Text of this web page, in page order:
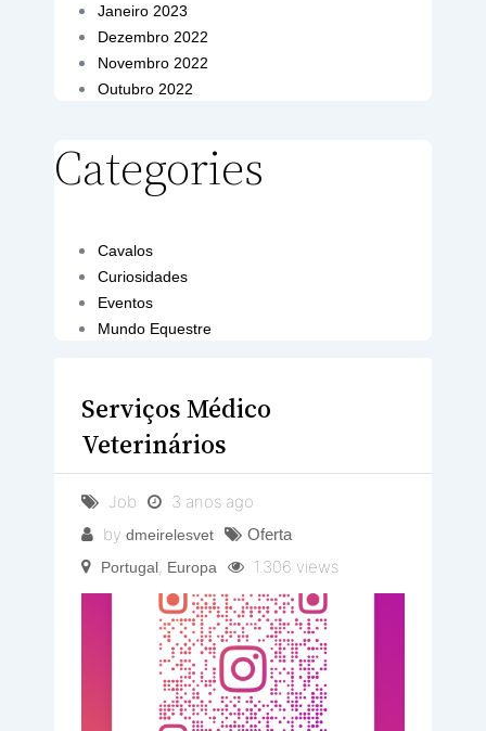
Serviços Médico
Veterinários
Job
3 anos ago
bydmeirelesvet Oferta
Portugal, Europa 1.306 views
Janeiro 2023
Dezembro 2022
Novembro 2022
Outubro 2022
Categories
Cavalos
Curiosidades
Eventos
Mundo Equestre